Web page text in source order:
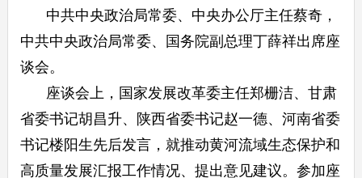
中共中央政治局常委、中央办公厅主任蔡奇，
中共中央政治局常委、国务院副总理丁薛祥出席座
谈会。
座谈会上，国家发展改革委主任郑栅洁、甘肃
省委书记胡昌升、陕西省委书记赵一德、河南省委
书记楼阳生先后发言，就推动黄河流域生态保护和
高质量发展汇报工作情况、提出意见建议。参加座